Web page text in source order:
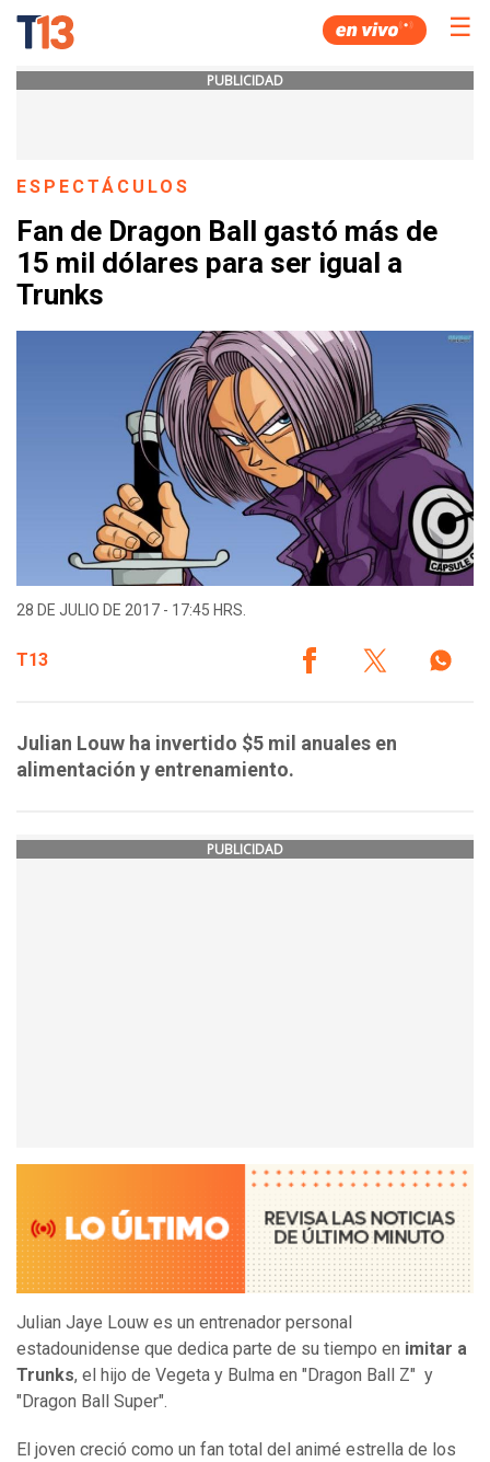
☰
PUBLICIDAD
ESPECTÁCULOS
Fan de Dragon Ball gastó más de
15 mil dólares para ser igual a
Trunks
28 DE JULIO DE 2017 - 17:45 HRS.
T13
Julian Louw ha invertido $5 mil anuales en
alimentación y entrenamiento.
PUBLICIDAD
Julian Jaye Louw es un entrenador personal
estadounidense que dedica parte de su tiempo en imitar a
Trunks, el hijo de Vegeta y Bulma en "Dragon Ball Z" y
"Dragon Ball Super".
El joven creció como un fan total del animé estrella de los